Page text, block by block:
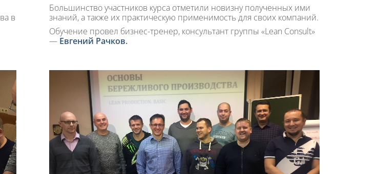
в
Большинство участников курса отметили новизну полученных ими
знаний, а также их практическую применимость для своих компаний.
Обучение провел бизнес-тренер, консультант группы «Lean Consult»
— Евгений Рачков.